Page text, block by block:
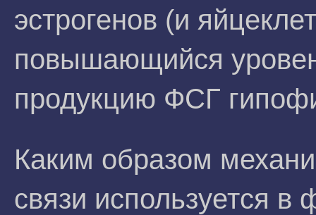
эстрогенов (и
повышающийся
продукцию ФСГ
Каким образом
связи используется в